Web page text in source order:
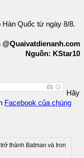
Quốc từ ngày 8/8.
Nguồn: KStar10
Hãy
Facebook của chúng
thành Batman và Iron